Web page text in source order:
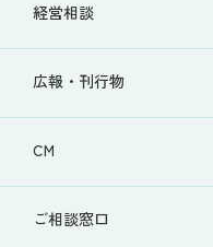
経営相談
広報・刊行物
CM
ご相談窓口